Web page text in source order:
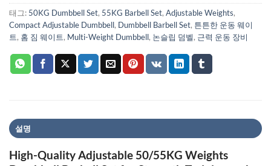
태그: 50KG Dumbbell Set, 55KG Barbell Set, Adjustable Weights,
Compact Adjustable Dumbbell, Dumbbell Barbell Set, 튼튼한 운동 웨이
트, 홈 짐 웨이트, Multi-Weight Dumbbell, 논슬립 덤벨, 근력 운동 장비
설명
High-Quality Adjustable 50/55KG Weights